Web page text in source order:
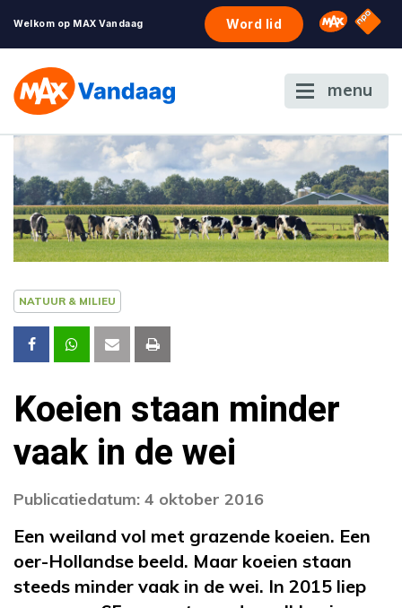
Welkom op MAX Vandaag Word lid Omroep
NPO
menu
NATUUR & MILIEU
Koeien staan minder
vaak in de wei
Publicatiedatum: 4 oktober 2016
Een weiland vol met grazende koeien. Een
oer-Hollandse beeld. Maar koeien staan
steeds minder vaak in de wei. In 2015 liep